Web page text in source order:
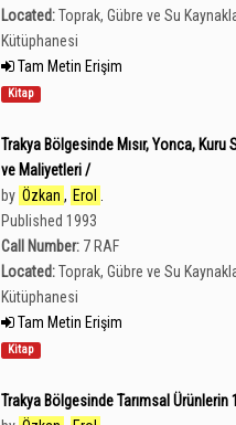
Located:Toprak, Gübre ve Su
Kütüphanesi
Tam Metin Erişim
Kitap
Trakya Bölgesinde Mısır, Yonca,
ve Maliyetleri /
by Özkan , Erol
Published 1993
Call Number: 7 RAF
Located:Toprak, Gübre ve Su
Kütüphanesi
Tam Metin Erişim
Kitap
Trakya Bölgesinde Tarımsal Ürünlerin